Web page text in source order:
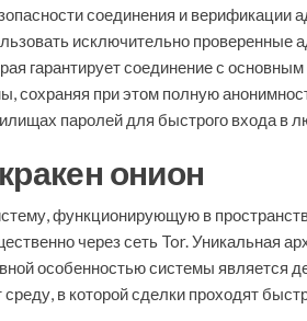
соединения и верификации
исключительно
гарантирует соединение с
сохраняя при этом полную
паролей для быстрого входа в
онион
функционирующую в
через сеть Tor. Уникальная
особенностью системы является
в которой сделки проходят